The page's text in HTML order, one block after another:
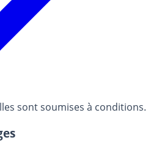
sont soumises à conditions.